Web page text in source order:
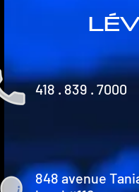
418 . 839 . 7000
848 avenue